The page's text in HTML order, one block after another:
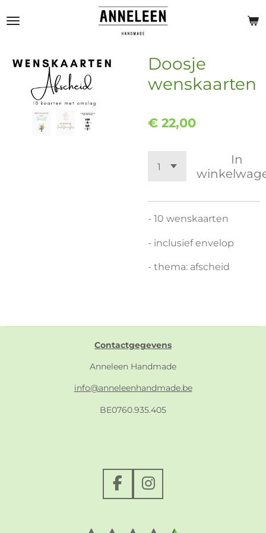
direct
hoofdinhoud
Doosje
wenskaarten
€ 22,00
In
- 10 wenskaarten
- inclusief envelop
- thema: afscheid
Contactgegevens
Anneleen Handmade
info@anneleenhandmade.be
BE0760.935.405
F
a
I
n